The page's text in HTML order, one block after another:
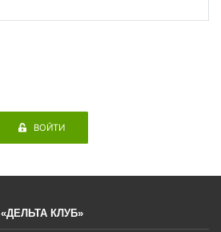
ВОЙТИ
«ДЕЛЬТА КЛУБ»